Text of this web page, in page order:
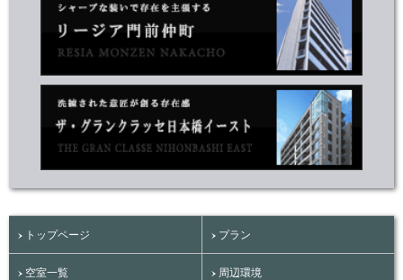
トップページ プラン
空室一覧 周辺環境